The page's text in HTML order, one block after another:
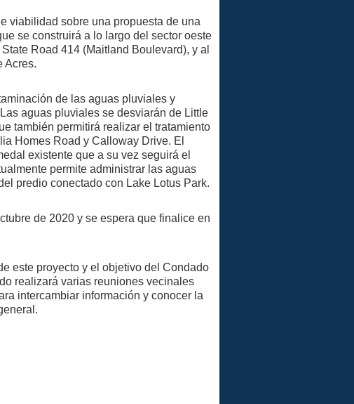
viabilidad sobre una propuesta de una
se construirá a lo largo del sector oeste
Road 414 (Maitland Boulevard), y al
Acres.
de las aguas pluviales y
aguas pluviales se desviarán de Little
también permitirá realizar el tratamiento
Homes Road y Calloway Drive. El
existente que a su vez seguirá el
permite administrar las aguas
predio conectado con Lake Lotus Park.
de 2020 y se espera que finalice en
este proyecto y el objetivo del Condado
realizará varias reuniones vecinales
intercambiar información y conocer la